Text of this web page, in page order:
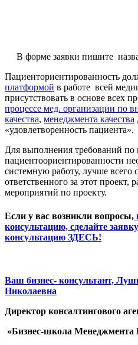
В форме заявки пишите
Пациенториентированность
платформой в работе всей
присутствовать в основе всех
процессе мед. организации по
качества, менеджмента качества
«удовлетворенность пациента».
Для выполнения требований по
пациентоориентированности
системную работу, лучше всего
ответственного за этот проект,
мероприятий по проекту.
Если у вас возникли вопросы,
консультацию, сделайте
консультацию ЗДЕСЬ!
Ваш бизнес- консультант,
Николаевна
Директор консалтингового
«Бизнес-школа Менеджмента